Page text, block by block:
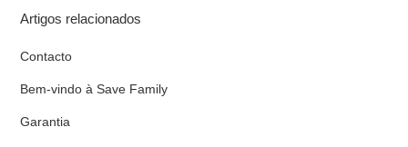
Artigos relacionados
Contacto
Bem-vindo à Save Family
Garantia